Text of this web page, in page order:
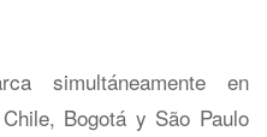
simultáneamente en
Bogotá y São Paulo